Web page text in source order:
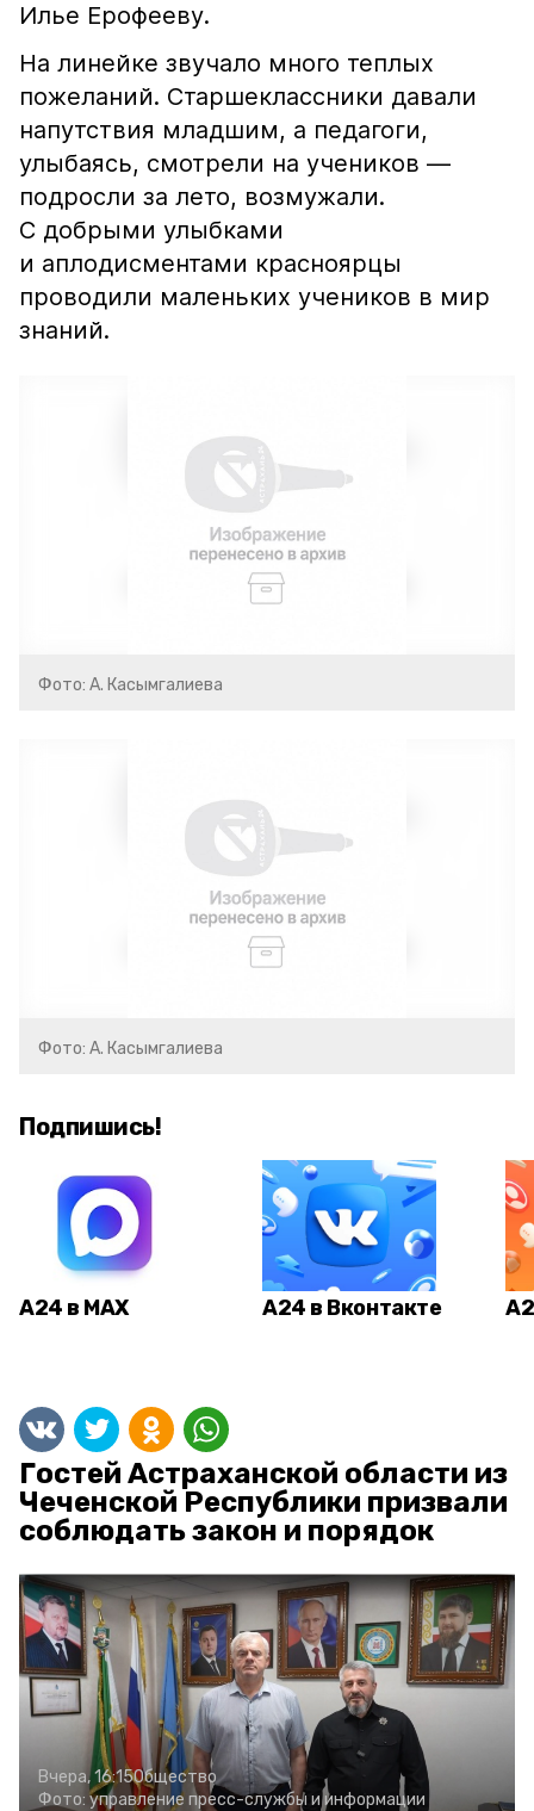
Илье Ерофееву.
На линейке звучало много теплых
пожеланий. Старшеклассники давали
напутствия младшим, а педагоги,
улыбаясь, смотрели на учеников —
подросли за лето, возмужали.
С добрыми улыбками
и аплодисментами красноярцы
проводили маленьких учеников в мир
знаний.
Фото: А. Касымгалиева
Фото: А. Касымгалиева
Подпишись!
А24 в MAX А24 в Вконтакте
Гостей Астраханской области из
Чеченской Республики призвали
соблюдать закон и порядок
Вчера, 16:15Общество
Фото: управление пресс-службы и информации